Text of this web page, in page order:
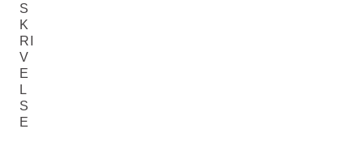
S
K
RI
V
E
L
S
E